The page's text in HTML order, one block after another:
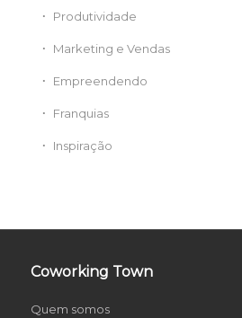
Produtividade
Marketing e Vendas
Empreendendo
Franquias
Inspiração
Coworking Town
Quem somos